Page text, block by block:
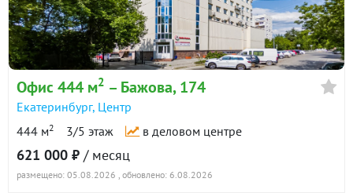
Офис 444 м2 – Бажова, 174
Екатеринбург, Центр
444 м2 3/5 этаж в деловом центре
621 000 ₽ / месяц
размещено: 05.08.2026 , обновлено: 6.08.2026